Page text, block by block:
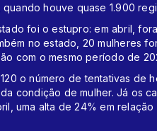
houve quase 1.900
foi o estupro: em abril,
no estado, 20 mulheres
com o mesmo período de
o número de tentativas de
condição de mulher. Já os
uma alta de 24% em